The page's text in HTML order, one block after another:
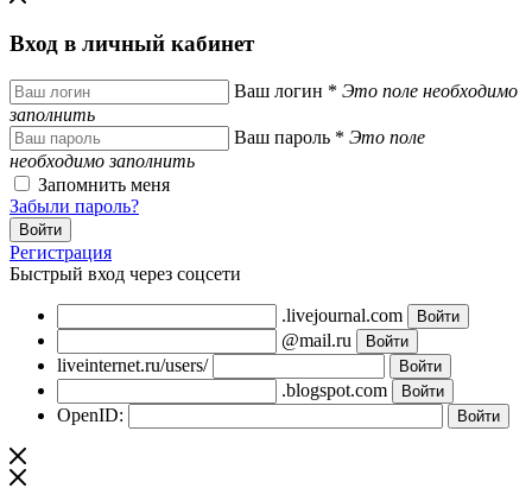
Вход в личный кабинет
Ваш логин * Это поле необходимо
заполнить
Ваш пароль * Это поле
необходимо заполнить
Запомнить меня
Забыли пароль?
Регистрация
Быстрый вход через соцсети
.livejournal.com
@mail.ru
liveinternet.ru/users/
.blogspot.com
OpenID: